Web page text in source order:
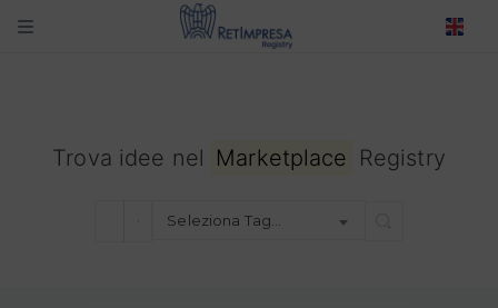
Trova idee nel Marketplace Registry
Seleziona Tag…